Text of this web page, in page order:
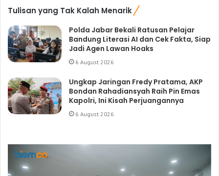
Tulisan yang Tak Kalah Menarik
Polda Jabar Bekali Ratusan Pelajar
Bandung Literasi AI dan Cek Fakta, Siap
Jadi Agen Lawan Hoaks
6 August 2026
Ungkap Jaringan Fredy Pratama, AKP
Bondan Rahadiansyah Raih Pin Emas
Kapolri, Ini Kisah Perjuangannya
6 August 2026